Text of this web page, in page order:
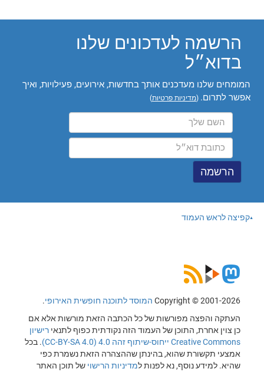
הרשמה לעדכונים שלנו
בדוא״ל
המומחים שלנו מעדכנים אותך בחדשות, אירועים, פעילויות, ואיך
אפשר לתרום. (מדיניות פרטיות)
קפיצה לראש העמוד
Copyright © 2001-2026 המוסד לתוכנה חופשית האירופי.
העתקה והפצה מפורשות של כל הכתבה הזאת מורשות אלא אם
כן צוין אחרת, התוכן של העמוד הזה נקודתית כפוף לתנאי רישיון
Creative Commons ייחוס-שיתוף זהה 4.0 (CC-BY-SA 4.0)
. בכל
אמצעי תקשורת שהוא, בהינתן שההצהרה הזאת נשמרת כפי
שהיא. למידע נוסף, נא לפנות למדיניות הרישוי של תוכן האתר